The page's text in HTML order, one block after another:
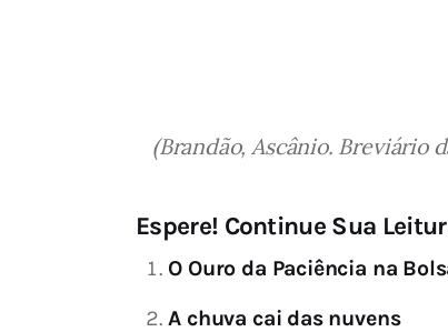
(Brandão, Ascânio. Breviário
Espere! Continue Sua
O Ouro da Paciência na
A chuva cai das nuvens